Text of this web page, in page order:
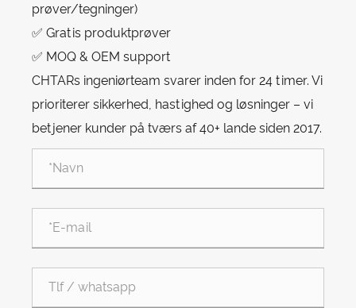
prøver/tegninger)
✅ Gratis produktprøver
✅ MOQ & OEM support
CHTARs ingeniørteam svarer inden for 24 timer. Vi
prioriterer sikkerhed, hastighed og løsninger – vi
betjener kunder på tværs af 40+ lande siden 2017.